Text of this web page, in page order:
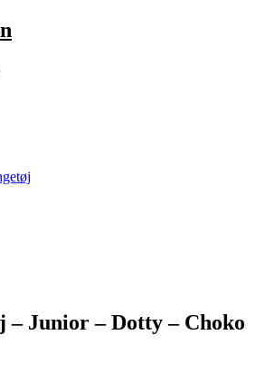
– Junior – Dotty – Choko